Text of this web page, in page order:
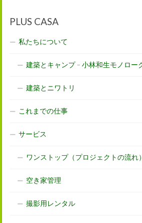
PLUS CASA
私たちについて
建築とキャンプ – 小林和生モノロー
建築とニワトリ
これまでの仕事
サービス
ワンストップ（プロジェクトの流れ）
空き家管理
撮影用レンタル